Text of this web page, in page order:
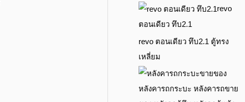
revo
ตอนเดียว ทึบ2.1
revo ตอนเดียว ทึบ2.1 ตู้ทรง
เหลี่ยม